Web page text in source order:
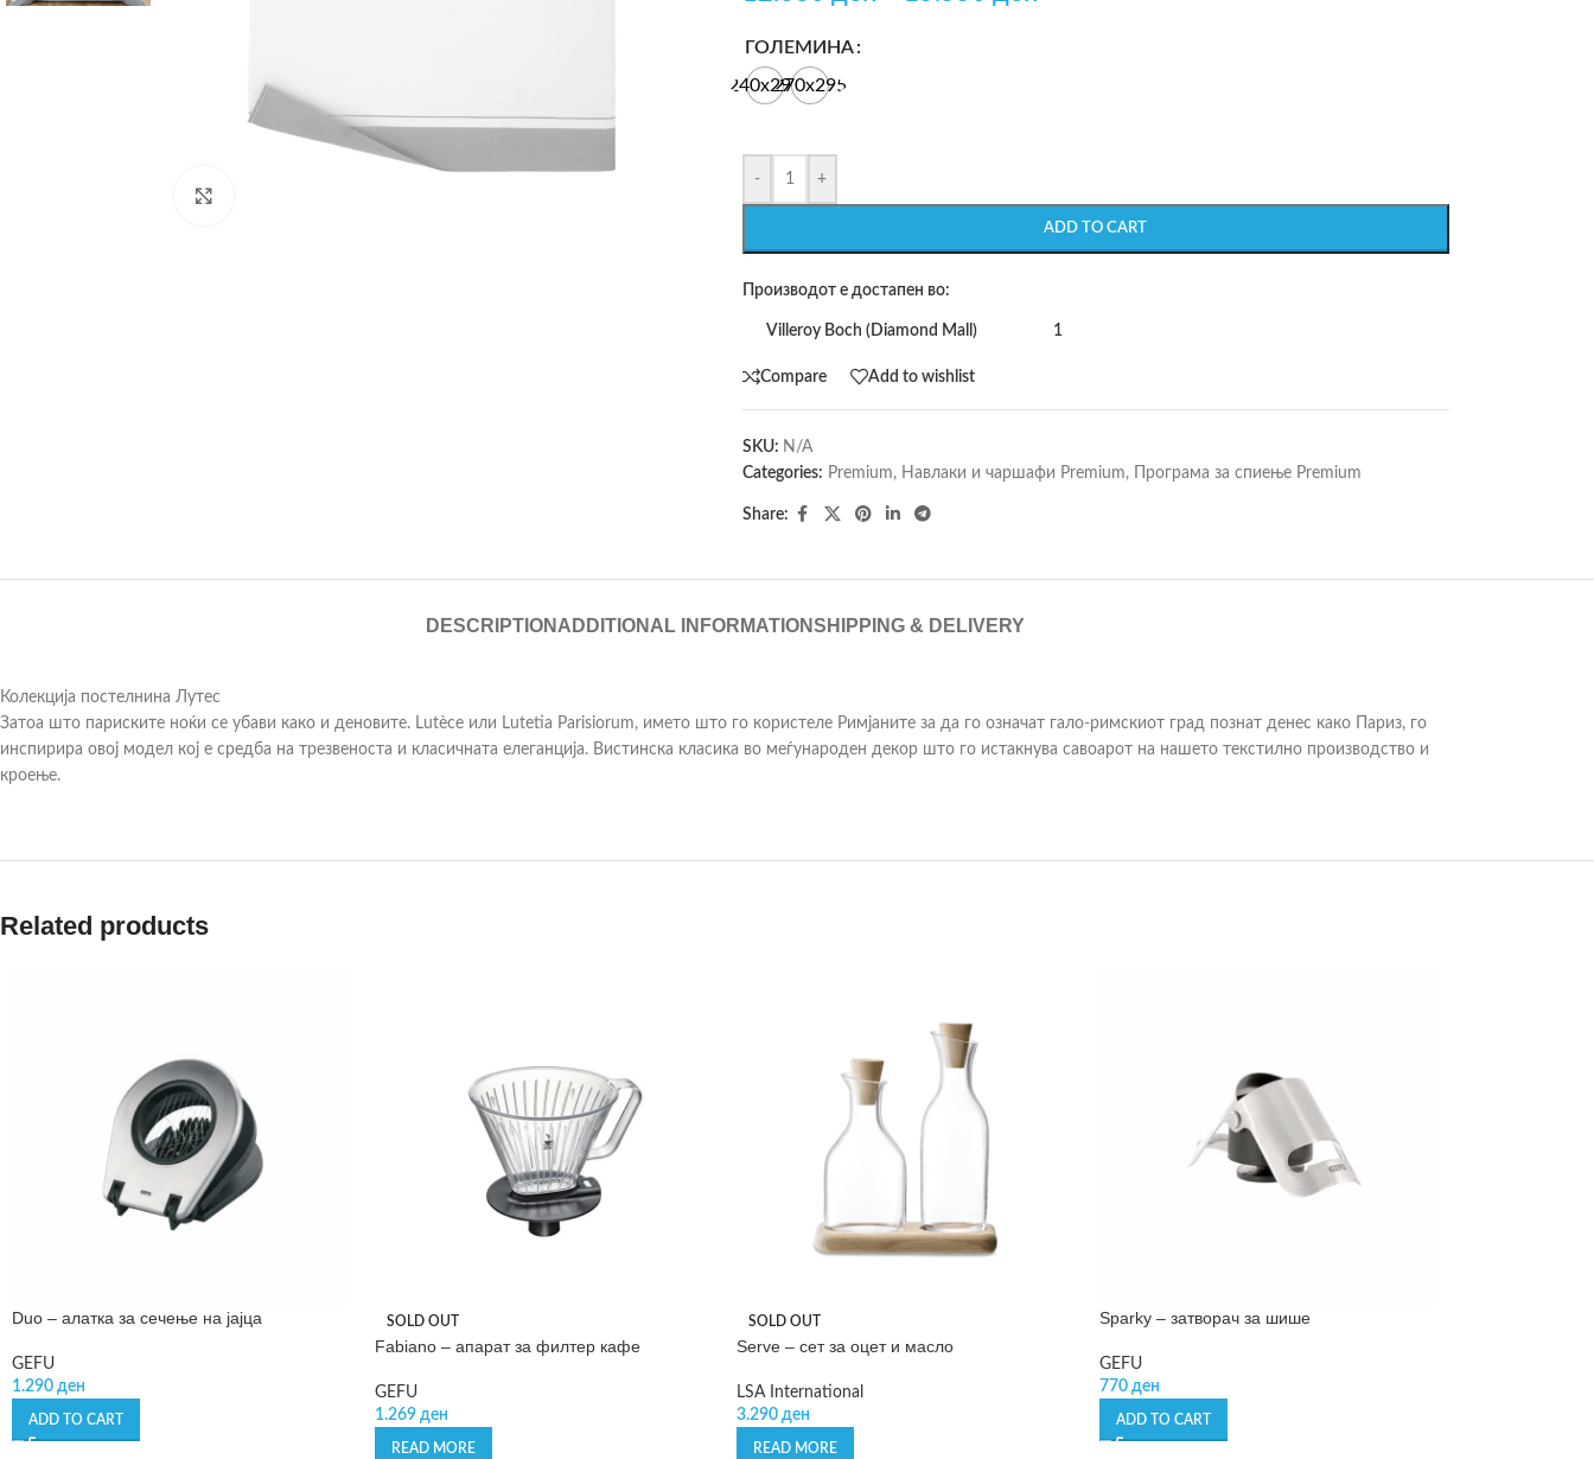
ГОЛЕМИНА
240x295270x295
- +
ADD TO CART
Производот е достапен во:
Villeroy Boch (Diamond Mall) 1
Compare Add to wishlist
SKU: N/A
Categories: Premium, Навлаки и чаршафи Premium, Програма за спиење Premium
Share:
DESCRIPTION ADDITIONAL INFORMATIONSHIPPING & DELIVERY
Колекција постелнина Лутес
Затоа што париските ноќи се убави како и деновите. Lutèce или Lutetia Parisiorum, името што го користеле Римјаните за да го означат гало-римскиот град познат денес како Париз, го
инспирира овој модел кој е средба на трезвеноста и класичната елеганција. Вистинска класика во меѓународен декор што го истакнува савоарот на нашето текстилно производство и
кроење.
Related products
Duo – алатка за сечење на јајца
GEFU
1.290 ден
ADD TO CART
SOLD OUT
Fabiano – апарат за филтер кафе
GEFU
1.269 ден
READ MORE
SOLD OUT
Serve – сет за оцет и масло
LSA International
3.290 ден
READ MORE
Sparky – затворач за шише
GEFU
770 ден
ADD TO CART